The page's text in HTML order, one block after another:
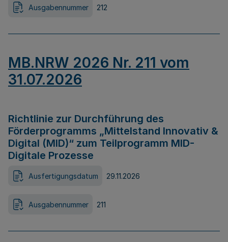
Ausgabennummer 212
MB.NRW 2026 Nr. 211 vom
31.07.2026
Richtlinie zur Durchführung des
Förderprogramms „Mittelstand Innovativ &
Digital (MID)“ zum Teilprogramm MID-
Digitale Prozesse
Ausfertigungsdatum 29.11.2026
Ausgabennummer 211